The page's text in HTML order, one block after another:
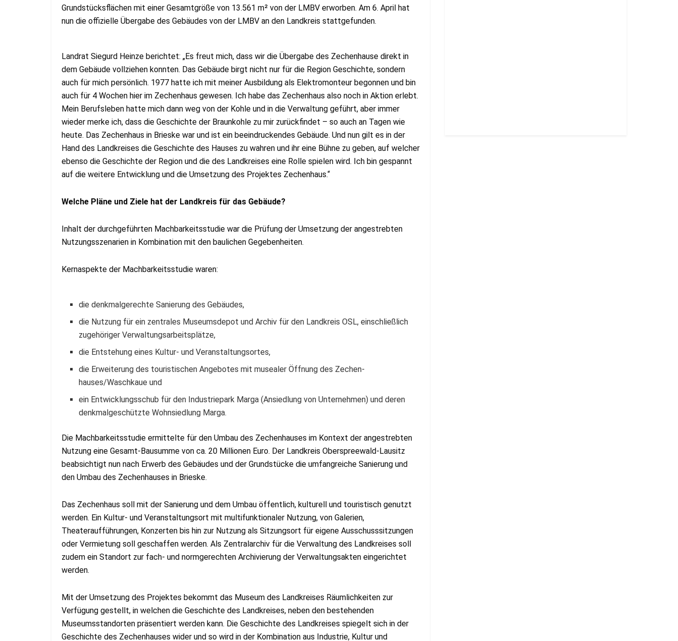
Grundstücksflächen mit einer Gesamtgröße von 13.561 m² von der LMBV erworben. Am 6. April hat
nun die offizielle Übergabe des Gebäudes von der LMBV an den Landkreis stattgefunden.
Landrat Siegurd Heinze berichtet: „Es freut mich, dass wir die Übergabe des Zechenhause direkt in
dem Gebäude vollziehen konnten. Das Gebäude birgt nicht nur für die Region Geschichte, sondern
auch für mich persönlich. 1977 hatte ich mit meiner Ausbildung als Elektromonteur begonnen und bin
auch für 4 Wochen hier im Zechenhaus gewesen. Ich habe das Zechenhaus also noch in Aktion erlebt.
Mein Berufsleben hatte mich dann weg von der Kohle und in die Verwaltung geführt, aber immer
wieder merke ich, dass die Geschichte der Braunkohle zu mir zurückfindet – so auch an Tagen wie
heute. Das Zechenhaus in Brieske war und ist ein beeindruckendes Gebäude. Und nun gilt es in der
Hand des Landkreises die Geschichte des Hauses zu wahren und ihr eine Bühne zu geben, auf welcher
ebenso die Geschichte der Region und die des Landkreises eine Rolle spielen wird. Ich bin gespannt
auf die weitere Entwicklung und die Umsetzung des Projektes Zechenhaus.“
Welche Pläne und Ziele hat der Landkreis für das Gebäude?
Inhalt der durchgeführten Machbarkeitsstudie war die Prüfung der Umsetzung der angestrebten
Nutzungsszenarien in Kombination mit den baulichen Gegebenheiten.
Kernaspekte der Machbarkeitsstudie waren:
die denkmalgerechte Sanierung des Gebäudes,
die Nutzung für ein zentrales Museumsdepot und Archiv für den Landkreis OSL, einschließlich
zugehöriger Verwaltungsarbeitsplätze,
die Entstehung eines Kultur- und Veranstaltungsortes,
die Erweiterung des touristischen Angebotes mit musealer Öffnung des Zechen-
hauses/Waschkaue und
ein Entwicklungsschub für den Industriepark Marga (Ansiedlung von Unternehmen) und deren
denkmalgeschützte Wohnsiedlung Marga.
Die Machbarkeitsstudie ermittelte für den Umbau des Zechenhauses im Kontext der angestrebten
Nutzung eine Gesamt-Bausumme von ca. 20 Millionen Euro. Der Landkreis Oberspreewald-Lausitz
beabsichtigt nun nach Erwerb des Gebäudes und der Grundstücke die umfangreiche Sanierung und
den Umbau des Zechenhauses in Brieske.
Das Zechenhaus soll mit der Sanierung und dem Umbau öffentlich, kulturell und touristisch genutzt
werden. Ein Kultur- und Veranstaltungsort mit multifunktionaler Nutzung, von Galerien,
Theateraufführungen, Konzerten bis hin zur Nutzung als Sitzungsort für eigene Ausschusssitzungen
oder Vermietung soll geschaffen werden. Als Zentralarchiv für die Verwaltung des Landkreises soll
zudem ein Standort zur fach- und normgerechten Archivierung der Verwaltungsakten eingerichtet
werden.
Mit der Umsetzung des Projektes bekommt das Museum des Landkreises Räumlichkeiten zur
Verfügung gestellt, in welchen die Geschichte des Landkreises, neben den bestehenden
Museumsstandorten präsentiert werden kann. Die Geschichte des Landkreises spiegelt sich in der
Geschichte des Zechenhauses wider und so wird in der Kombination aus Industrie, Kultur und